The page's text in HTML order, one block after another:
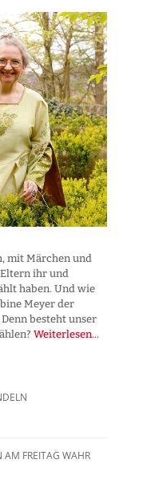
mit Märchen und
ihr und
haben. Und wie
Meyer der
besteht unser
Weiterlesen...
AM FREITAG WAHR